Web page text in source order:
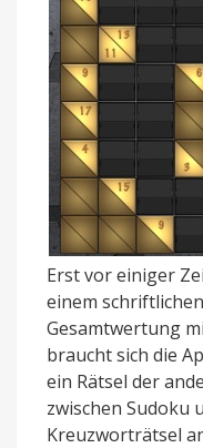
Erst vor einiger
einem schriftlichen
Gesamtwertung
braucht sich die
ein Rätsel der
zwischen Sudoku
Kreuzworträtsel